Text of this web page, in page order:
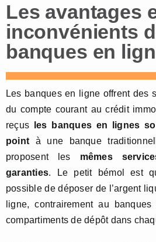
Les avantages
inconvénients
banques en
Les banques en ligne offrent des
du compte courant au crédit
reçus
les banques en lignes
point à une banque
proposent les mêmes
garanties. Le petit bémol est
possible de déposer de l’argent
ligne, contrairement au
compartiments de dépôt dans